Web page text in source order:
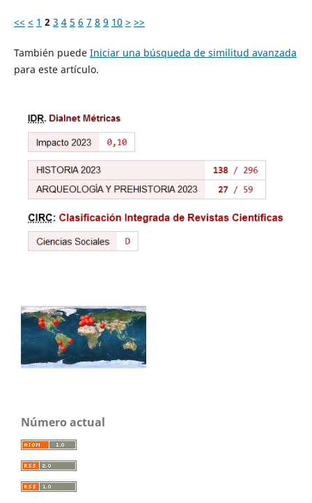
<< < 1 2 3 4 5 6 7 8 9 10 > >>
También puede Iniciar una búsqueda de similitud avanzada
para este artículo.
Número actual